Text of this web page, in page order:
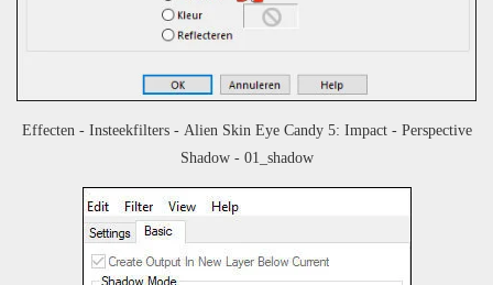
Effecten - Insteekfilters - Alien Skin Eye Candy 5: Impact - Perspective
Shadow - 01_shadow